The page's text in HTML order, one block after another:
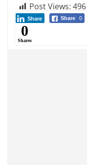
Post Views: 496
Share 0
Share
0
Shares